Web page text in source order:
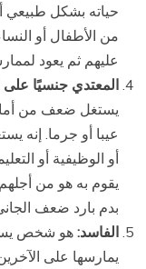
حياته بشكل طبيعي
من الأطفال أو
عليهم ثم يعود
المعتدي جنسيًا على
يستغل ضعف من
عيبا أو جرما. إنه
أو الوظيفية أو
يقوم به هو من
بدم بارد ضعف
الفاسد: هو شخص
يمارسها على